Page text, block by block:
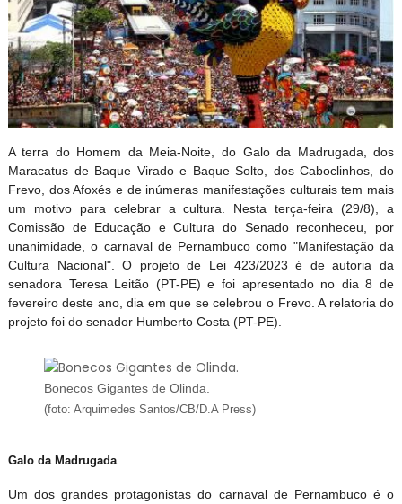
A terra do Homem da Meia-Noite, do Galo da Madrugada, dos
Maracatus de Baque Virado e Baque Solto, dos Caboclinhos, do
Frevo, dos Afoxés e de inúmeras manifestações culturais tem mais
um motivo para celebrar a cultura. Nesta terça-feira (29/8), a
Comissão de Educação e Cultura do Senado reconheceu, por
unanimidade, o carnaval de Pernambuco como "Manifestação da
Cultura Nacional". O projeto de Lei 423/2023 é de autoria da
senadora Teresa Leitão (PT-PE) e foi apresentado no dia 8 de
fevereiro deste ano, dia em que se celebrou o Frevo. A relatoria do
projeto foi do senador Humberto Costa (PT-PE).
Bonecos Gigantes de Olinda.
(foto: Arquimedes Santos/CB/D.A Press)
Galo da Madrugada
Um dos grandes protagonistas do carnaval de Pernambuco é o